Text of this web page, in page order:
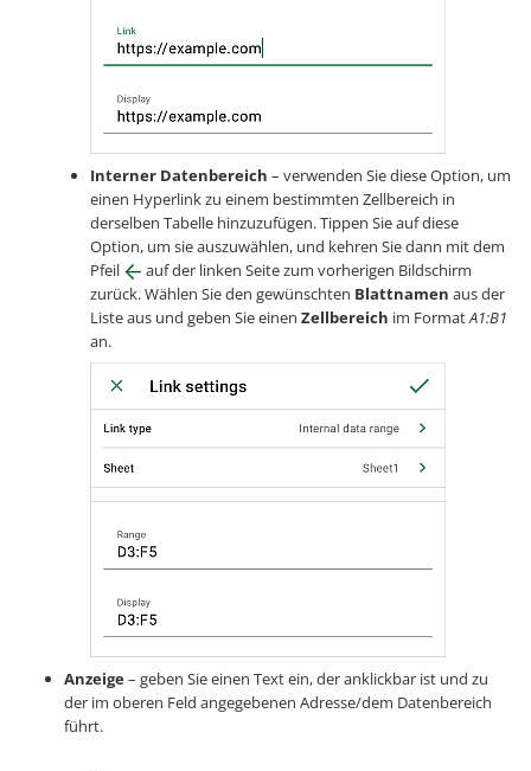
Interner Datenbereich – verwenden Sie diese Option, um
einen Hyperlink zu einem bestimmten Zellbereich in
derselben Tabelle hinzuzufügen. Tippen Sie auf diese
Option, um sie auszuwählen, und kehren Sie dann mit dem
Pfeil
auf der linken Seite zum vorherigen Bildschirm
zurück. Wählen Sie den gewünschten Blattnamen aus der
Liste aus und geben Sie einen Zellbereich im FormatA1:B1
an.
Anzeige– geben Sie einen Text ein, der anklickbar ist und zu
der im oberen Feld angegebenen Adresse/dem Datenbereich
führt.